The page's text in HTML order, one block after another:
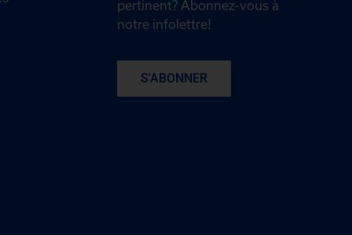
pertinent? Abonnez-vous à
notre infolettre!
S'ABONNER